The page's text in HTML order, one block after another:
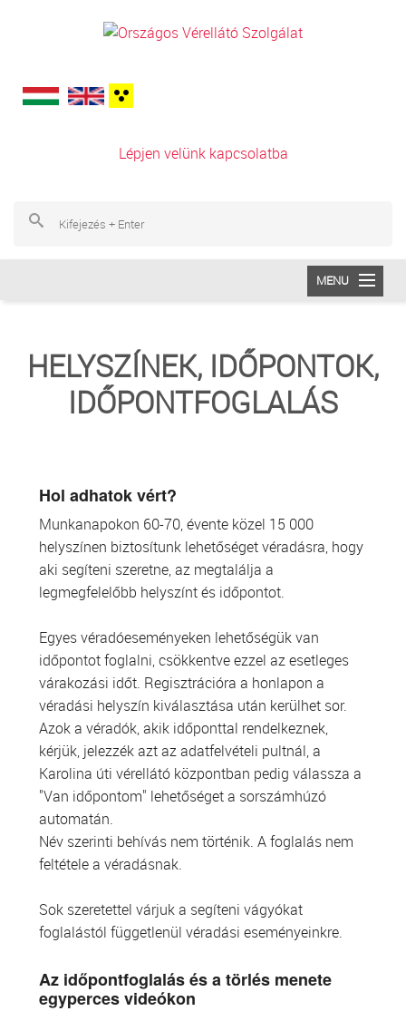
Lépjen velünk kapcsolatba
MENU
VÉRADÁS
ŐSSEJT DONÁCIÓ
VÁRÓLISTÁK
HELYSZÍNEK, IDŐPONTOK,
IDŐPONTFOGLALÁS
Hol adhatok vért?
Munkanapokon 60-70, évente közel 15 000
helyszínen biztosítunk lehetőséget véradásra, hogy
aki segíteni szeretne, az megtalálja a
legmegfelelőbb helyszínt és időpontot.
Egyes véradóeseményeken lehetőségük van
időpontot foglalni, csökkentve ezzel az esetleges
várakozási időt. Regisztrációra a honlapon a
véradási helyszín kiválasztása után kerülhet sor.
Azok a véradók, akik időponttal rendelkeznek,
kérjük, jelezzék azt az adatfelvételi pultnál, a
Karolina úti vérellátó központban pedig válassza a
"Van időpontom" lehetőséget a sorszámhúzó
automatán.
Név szerinti behívás nem történik. A foglalás nem
feltétele a véradásnak.
Sok szeretettel várjuk a segíteni vágyókat
foglalástól függetlenül véradási eseményeinkre.
Az időpontfoglalás és a törlés menete
egyperces videókon